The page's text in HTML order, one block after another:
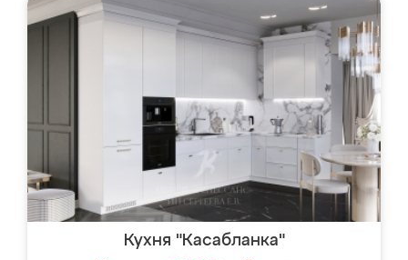
Кухня "Касабланка"